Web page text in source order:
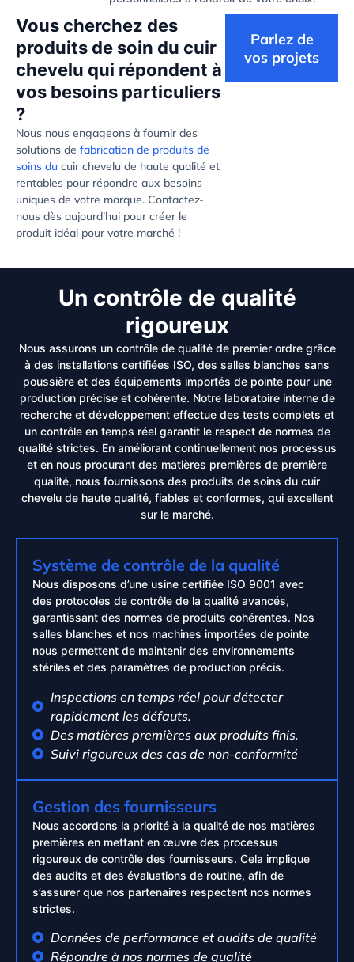
Vous cherchez des
produits de soin du cuir
chevelu qui répondent à
vos besoins particuliers
?
Nous nous engageons à fournir des
solutions de fabrication de produits de
soins du cuir chevelu de haute qualité et
rentables pour répondre aux besoins
uniques de votre marque. Contactez-
nous dès aujourd’hui pour créer le
produit idéal pour votre marché !
Parlez de
vos projets
Un contrôle de qualité
rigoureux
Nous assurons un contrôle de qualité de premier ordre grâce
à des installations certifiées ISO, des salles blanches sans
poussière et des équipements importés de pointe pour une
production précise et cohérente. Notre laboratoire interne de
recherche et développement effectue des tests complets et
un contrôle en temps réel garantit le respect de normes de
qualité strictes. En améliorant continuellement nos processus
et en nous procurant des matières premières de première
qualité, nous fournissons des produits de soins du cuir
chevelu de haute qualité, fiables et conformes, qui excellent
sur le marché.
Système de contrôle de la qualité
Nous disposons d’une usine certifiée ISO 9001 avec
des protocoles de contrôle de la qualité avancés,
garantissant des normes de produits cohérentes. Nos
salles blanches et nos machines importées de pointe
nous permettent de maintenir des environnements
stériles et des paramètres de production précis.
Inspections en temps réel pour détecter
rapidement les défauts.
Des matières premières aux produits finis.
Suivi rigoureux des cas de non-conformité
Gestion des fournisseurs
Nous accordons la priorité à la qualité de nos matières
premières en mettant en œuvre des processus
rigoureux de contrôle des fournisseurs. Cela implique
des audits et des évaluations de routine, afin de
s’assurer que nos partenaires respectent nos normes
strictes.
Données de performance et audits de qualité
Répondre à nos normes de qualité